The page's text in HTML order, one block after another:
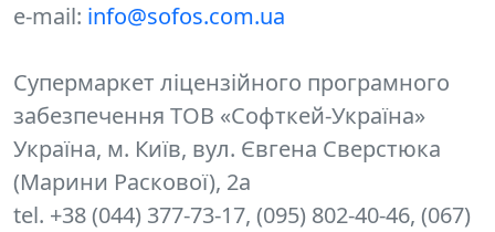
e-mail: info@sofos.com.ua
Супермаркет ліцензійного програмного
забезпечення ТОВ «Софткей-Україна»
Україна, м. Київ, вул. Євгена Сверстюка
(Марини Раскової), 2а
tel. +38 (044) 377-73-17, (095) 802-40-46, (067)